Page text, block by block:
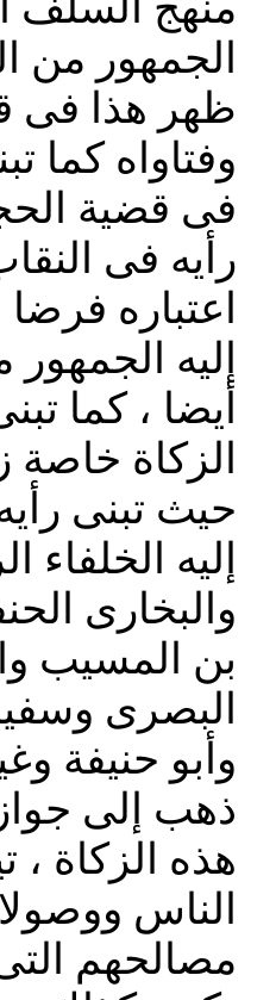
الجمهور من
ظهر هذا فى
وفتاواه كما
فى قضية
رأيه فى
اعتباره
إليه الجمهور
أيضا ، كما
الزكاة خاصة
حيث تبنى
إليه الخلفاء
والبخارى
بن المسيب
البصرى
وأبو حنيفة
ذهب إلى
هذه الزكاة ،
الناس ووصولا
مصالحهم